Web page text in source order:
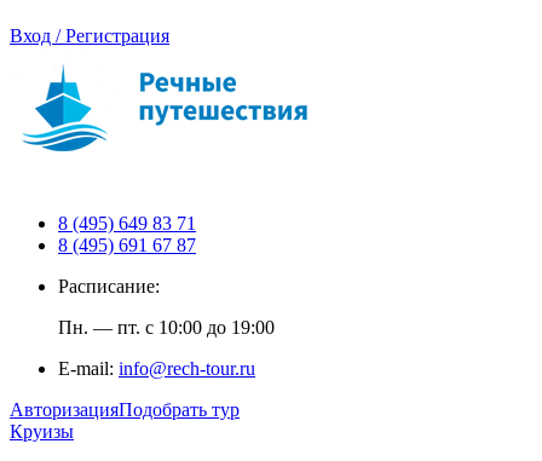
Вход / Регистрация
8 (495) 649 83 71
8 (495) 691 67 87
Расписание:
Пн. — пт. с 10:00 до 19:00
E-mail: info@rech-tour.ru
АвторизацияПодобрать тур
Круизы